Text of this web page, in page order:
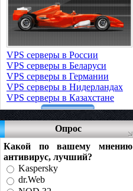
VPS серверы в России
VPS серверы в Беларуси
VPS серверы в Германии
VPS серверы в Нидерландах
VPS серверы в Казахстане
Опрос
Какой по вашему мнению
антивирус, лучший?
Kaspersky
dr.Web